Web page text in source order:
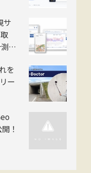
サ
を
ー
！